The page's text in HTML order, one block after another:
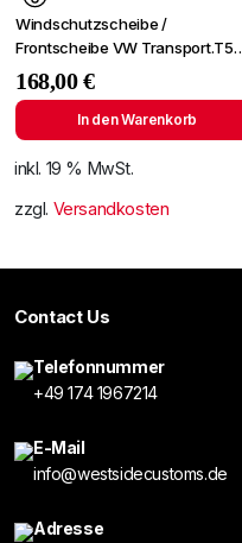
Windschutzscheibe /
Frontscheibe VW Transport.T5
03- +Spiegelhalter
168,00€
In den Warenkorb
inkl. 19 % MwSt.
zzgl. Versandkosten
Contact Us
Telefonnummer
+49 174 1967214
E-Mail
info@westsidecustoms.de
Adresse